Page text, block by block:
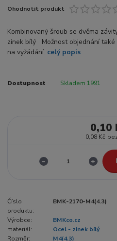
Ohodnotit produkt
Kombinovaný šroub se dvěma
zinek bílý Možnost objednání také
na vyžádání. celý popis
Dostupnost Skladem 1991
0,10
0,08 Kč
Číslo
produktu:
BMK-2170-M4(4.3)
Výrobce:
BMKco.cz
materiál:
Ocel - zinek bílý
Rozměr:
M4(4.3)